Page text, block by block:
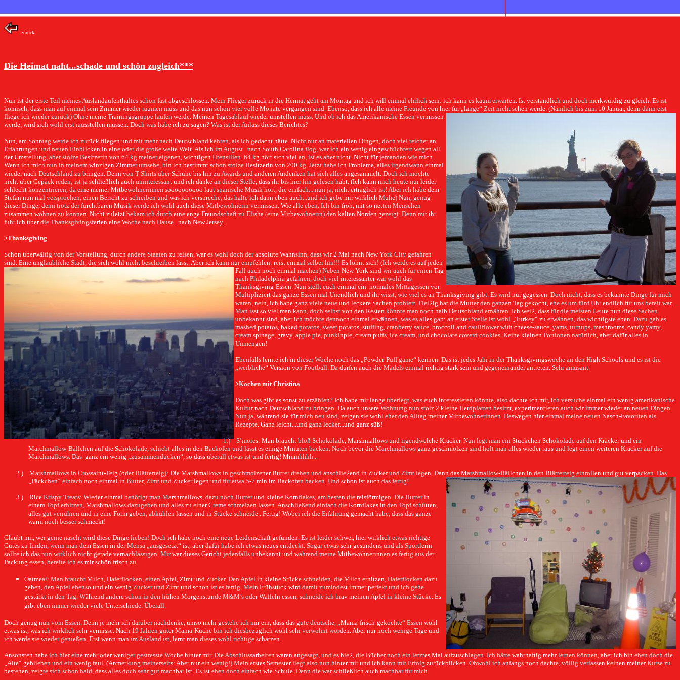
zurück
Die Heimat naht...schade und schön zugleich***
Nun ist der erste Teil meines Auslandaufenthaltes schon fast abgeschlossen. Mein Flieger zurück in die Heimat geht am Montag und ich will einmal ehrlich sein: ich kann es kaum erwarten. Ist verständlich und doch merkwürdig zu gleich. Es ist
komisch, dass man auf einmal sein Zimmer wieder räumen muss und das nun schon vier volle Monate vergangen sind. Ebenso, dass ich alle meine Freunde von hier für „lange“ Zeit nicht sehen werde. (Nämlich bis zum 10.Januar, denn dann erst
fliege ich wieder zurück) Ohne meine Trainingsgruppe laufen werde. Meinen Tagesablauf wieder umstellen muss. Und ob ich das Amerikanische Essen vermissen
werde, wird sich wohl erst rausstellen müssen. Doch was habe ich zu sagen? Was ist der Anlass dieses Berichtes?
Nun, am Sonntag werde ich zurück fliegen und mit mehr nach Deutschland kehren, als ich gedacht hätte. Nicht nur an materiellen Dingen, doch viel reicher an
Erfahrungen und neuen Einblicken in eine oder die große weite Welt. Als ich im August nach South Carolina flog, war ich ein wenig eingeschüchtert wegen all
der Umstellung, aber stolze Besitzerin von 64 kg meiner eigenen, wichtigen Utensilien. 64 kg hört sich viel an, ist es aber nicht. Nicht für jemanden wie mich.
Wenn ich mich nun in meinem winzigen Zimmer umsehe, bin ich bestimmt schon stolze Besitzerin von 200 kg. Jetzt habe ich Probleme, alles irgendwann einmal
wieder nach Deutschland zu bringen. Denn von T-Shirts über Schuhe bis hin zu Awards und anderen Andenken hat sich alles angesammelt. Doch ich möchte
nicht über Gepäck reden; ist ja schließlich auch uninteressant und ich danke an dieser Stelle, dass ihr bis hier hin gelesen habt. (Ich kann mich heute nur leider
schlecht konzentrieren, da eine meiner Mitbewohnerinnen soooooooooo laut spanische Musik hört, die einfach....nun ja, nicht erträglich ist! Aber ich habe dem
Stefan nun mal versprochen, einen Bericht zu schreiben und was ich verspreche, das halte ich dann eben auch...und ich gebe mir wirklich Mühe) Nun, genug
dieser Dinge, denn trotz der furchtbaren Musik werde ich wohl auch diese Mitbewohnerin vermissen. Wie alle eben. Ich bin froh, mit so netten Menschen
zusammen wohnen zu können. Nicht zuletzt bekam ich durch eine enge Freundschaft zu Elisha (eine Mitbewohnerin) den kalten Norden gezeigt. Denn mit ihr
fuhr ich über die Thanksgivingsferien eine Woche nach Hause...nach New Jersey.
>Thanksgiving
Schon überwältig von der Vorstellung, durch andere Staaten zu reisen, war es wohl doch der absolute Wahnsinn, dass wir 2 Mal nach New York City gefahren
sind. Eine unglaubliche Stadt, die sich wohl nicht beschreiben lässt. Aber ich kann nurempfehlen: reist einmal selber hin!!! Es lohnt sich! (Ich werde es auf jeden
Fall auch noch einmal machen) Neben New York sind wir auch für einen Tag
nach Philadelphia gefahren, doch viel interessanter war wohl das
Thanksgiving-Essen. Nun stellt euch einmal ein normales Mittagessen vor.
Multipliziert das ganze Essen mal Unendlich und ihr wisst, wie viel es an Thanksgiving gibt. Es wird nur gegessen. Doch nicht, dass es bekannte Dinge für mich
waren, nein, ich habe ganz viele neue und leckere Sachen probiert. Fleißig hat die Mutter den ganzen Tag gekocht, ehe es um fünf Uhr endlich für uns bereit war.
Man isst so viel man kann, doch selbst von den Resten könnte man noch halb Deutschland ernähren. Ich weiß, dass für die meisten Leute nun diese Sachen
unbekannt sind, aber ich möchte dennoch einmal erwähnen, was es alles gab: an erster Stelle ist wohl „Turkey“ zu erwähnen, das wichtigste eben. Dazu gab es
mashed potatos, baked potatos, sweet potatos, stuffing, cranberry sauce, broccoli and cauliflower with cheese-sauce, yams, turnups, mashrooms, candy yamy,
cream spinage, gravy, apple pie, punkinpie, cream puffs, ice cream, und chocolate coverd cookies. Keine kleinen Portionen natürlich, aber dafür alles in
Unmengen!
Ebenfalls lernte ich in dieser Woche noch das „Powder-Puff game“ kennen. Das ist jedes Jahr in der Thanksgivingswoche an den High Schools und es ist die
„weibliche“ Version von Football. Da dürfen auch die Mädels einmal richtig stark sein und gegeneinander antreten. Sehr amüsant.
>Kochen mit Christina
Doch was gibt es sonst zu erzählen? Ich habe mir lange überlegt, was euch interessieren könnte, also dachte ich mir, ich versuche einmal ein wenig amerikanische
Kultur nach Deutschland zu bringen. Da auch unsere Wohnung nun stolz 2 kleine Herdplatten besitzt, experimentieren auch wir immer wieder an neuen Dingen.
Nun ja, während sie für mich neu sind, zeigen sie wohl eher den Alltag meiner Mitbewohnerinnen. Deswegen hier einmal meine neuen Nasch-Favoriten als
Rezepte. Ganz leicht...und ganz lecker...und ganz süß!
1.)
S’mores: Man braucht bloß Schokolade, Marshmallows und irgendwelche Kräcker. Nun legt man ein Stückchen Schokolade auf den Kräcker und ein
Marchmallow-Bällchen auf die Schokolade, schiebt alles in den Backofen und lässt es einige Minuten backen. Noch bevor die Marchmallows ganz geschmolzen sind holt man alles wieder raus und legt einen weiteren Kräcker auf die
Marchmallows. Das ganz ein wenig „zusammendücken“, so dass überall etwas ist und fertig! Mmmhhhh...
2.)
Marshmallows in Crossaint-Teig (oder Blätterteig): Die Marshmallows in geschmolzener Butter drehen und anschließend in Zucker und Zimt legen. Dann das Marshmallow-Bällchen in den Blätterteig einrollen und gut verpacken. Das
„Päckchen“ einfach noch einmal in Butter, Zimt und Zucker legen und für etwa 5-7 min im Backofen backen. Und schon ist auch das fertig!
3.)
Rice Krispy Treats: Wieder einmal benötigt man Marshmallows, dazu noch Butter und kleine Kornflakes, am besten die reisförmigen. Die Butter in
einem Topf erhitzen, Marshmallows dazugeben und alles zu einer Creme schmelzen lassen. Anschließend einfach die Kornflakes in den Topf schütten,
alles gut verrühren und in eine Form geben, abkühlen lassen und in Stücke schneide...Fertig! Wobei ich die Erfahrung gemacht habe, dass das ganze
warm noch besser schmeckt!
Glaubt mir, wer gerne nascht wird diese Dinge lieben! Doch ich habe noch eine neue Leidenschaft gefunden. Es ist leider schwer, hier wirklich etwas richtige
Gutes zu finden, wenn man dem Essen in der Mensa „ausgesetzt“ ist, aber dafür habe ich etwas neues entdeckt. Sogar etwas sehr gesundens und als Sportlerin
sollte ich das nun wirklich nicht gerade vernachlässigen. Mir war dieses Gericht jedenfalls unbekannt und während meine Mitbewohnerinnen es fertig aus der
Packung essen, bereite ich es mir schön frisch zu.
Oatmeal: Man braucht Milch, Haferflocken, einen Apfel, Zimt und Zucker. Den Apfel in kleine Stücke schneiden, die Milch erhitzen, Haferflocken dazu
geben, den Apfel ebenso und ein wenig Zucker und Zimt und schon ist es fertig. Mein Frühstück wird damit zumindest immer perfekt und ich gehe
gestärkt in den Tag. Während andere schon in den frühen Morgenstunde M&M’s oder Waffeln essen, schneide ich brav meinen Apfel in kleine Stücke. Es
gibt eben immer wieder viele Unterschiede. Überall.
Doch genug nun vom Essen. Denn je mehr ich darüber nachdenke, umso mehr gestehe ich mir ein, dass das gute deutsche, „Mama-frisch-gekochte“ Essen wohl
etwas ist, was ich wirklich sehr vermisse. Nach 19 Jahren guter Mama-Küche bin ich diesbezüglich wohl sehr verwöhnt worden. Aber nur noch wenige Tage und
ich werde sie wieder genießen. Erst wenn man im Ausland ist, lernt man dieses wohl richtige schätzen.
Ansonsten habe ich hier eine mehr oder weniger gestresste Woche hinter mir. Die Abschlussarbeiten waren angesagt, und es hieß, die Bücher noch ein letztes Mal aufzuschlagen. Ich hätte wahrhaftig mehr lernen können, aber ich bin eben doch die
„Alte“ geblieben und ein wenig faul. (Anmerkung meinerseits: Aber nur ein wenig!) Mein erstes Semester liegt also nun hinter mir und ich kann mit Erfolg zurückblicken. Obwohl ich anfangs noch dachte, völlig verlassen keinen meiner Kurse zu
bestehen, zeigte sich schon bald, dass alles doch sehr gut machbar ist. Es ist eben doch einfach wie Schule. Denn die war schließlich auch machbar für mich.